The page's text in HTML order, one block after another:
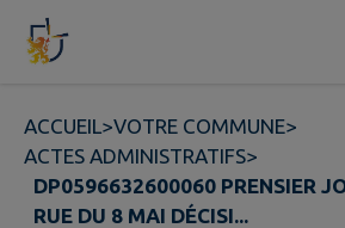
Contenu
ACCUEIL>VOTRE COMMUNE>
ACTES ADMINISTRATIFS>
DP0596632600060 PRENSIER
RUE DU 8 MAI DÉCISI...